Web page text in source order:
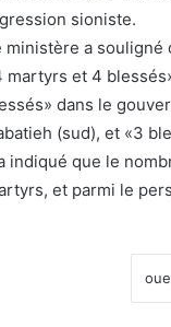
sioniste.
ministère a
martyrs et 4
dans le
(sud), et «3
indiqué que le
et parmi le